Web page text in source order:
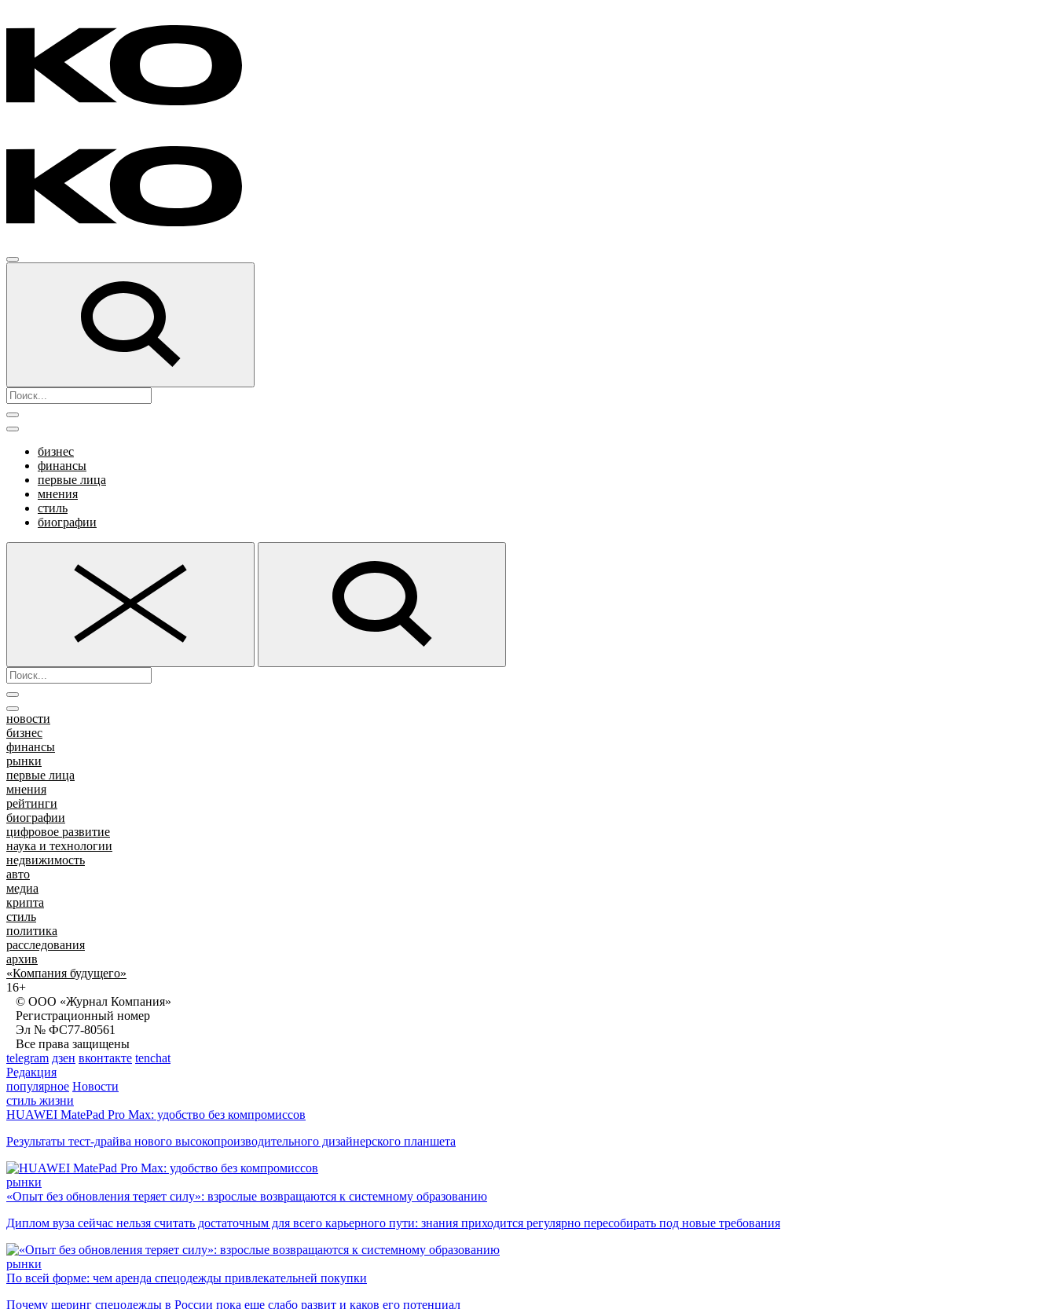
бизнес
финансы
первые лица
мнения
стиль
биографии
новости
бизнес
финансы
рынки
первые лица
мнения
рейтинги
биографии
цифровое развитие
наука и технологии
недвижимость
авто
медиа
крипта
стиль
политика
расследования
архив
«Компания будущего»
16+
© ООО «Журнал Компания»
Регистрационный номер
Эл № ФС77-80561
Все права защищены
telegram дзен вконтакте tenchat
Редакция
популярное Новости
стиль жизни
HUAWEI MatePad Pro Max: удобство без компромиссов
Результаты тест-драйва нового высокопроизводительного дизайнерского планшета
рынки
«Опыт без обновления теряет силу»: взрослые возвращаются к системному образованию
Диплом вуза сейчас нельзя считать достаточным для всего карьерного пути: знания приходится регулярно пересобирать под новые требования
рынки
По всей форме: чем аренда спецодежды привлекательней покупки
Почему шеринг спецодежды в России пока еще слабо развит и каков его потенциал